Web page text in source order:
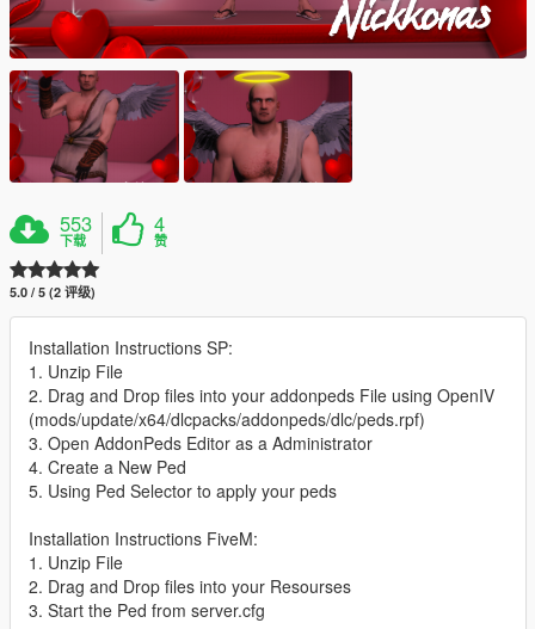
553
下载
4
赞
5.0 / 5 (2 评级)
Installation Instructions SP:
1. Unzip File
2. Drag and Drop files into your addonpeds File using OpenIV
(mods/update/x64/dlcpacks/addonpeds/dlc/peds.rpf)
3. Open AddonPeds Editor as a Administrator
4. Create a New Ped
5. Using Ped Selector to apply your peds
Installation Instructions FiveM:
1. Unzip File
2. Drag and Drop files into your Resourses
3. Start the Ped from server.cfg